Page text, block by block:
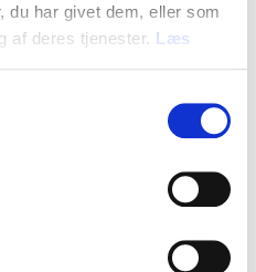
du har givet dem, eller som
af deres tjenester. Læs